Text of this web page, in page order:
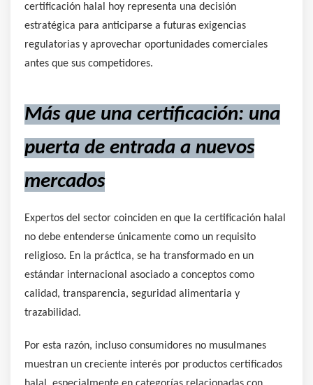
certificación halal hoy representa una decisión
estratégica para anticiparse a futuras exigencias
regulatorias y aprovechar oportunidades comerciales
antes que sus competidores.
Más que una certificación: una
puerta de entrada a nuevos
mercados
Expertos del sector coinciden en que la certificación halal
no debe entenderse únicamente como un requisito
religioso. En la práctica, se ha transformado en un
estándar internacional asociado a conceptos como
calidad, transparencia, seguridad alimentaria y
trazabilidad.
Por esta razón, incluso consumidores no musulmanes
muestran un creciente interés por productos certificados